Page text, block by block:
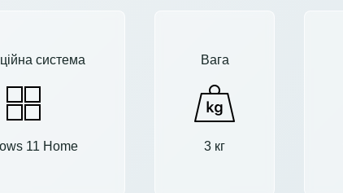
система
11 Home
Вага
3 кг